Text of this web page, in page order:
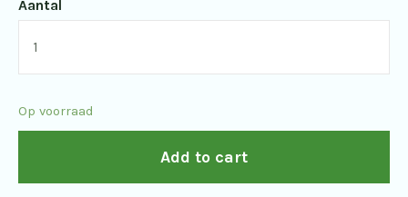
Aantal
Telefoto
Op voorraad
Add to cart